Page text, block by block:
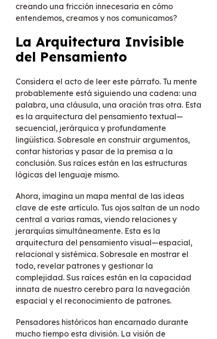
creando una fricción innecesaria en cómo
entendemos, creamos y nos comunicamos?
La Arquitectura Invisible
del Pensamiento
Considera el acto de leer este párrafo. Tu mente
probablemente está siguiendo una cadena: una
palabra, una cláusula, una oración tras otra. Esta
es la arquitectura del pensamiento textual—
secuencial, jerárquica y profundamente
lingüística. Sobresale en construir argumentos,
contar historias y pasar de la premisa a la
conclusión. Sus raíces están en las estructuras
lógicas del lenguaje mismo.
Ahora, imagina un mapa mental de las ideas
clave de este artículo. Tus ojos saltan de un nodo
central a varias ramas, viendo relaciones y
jerarquías simultáneamente. Esta es la
arquitectura del pensamiento visual—espacial,
relacional y sistémica. Sobresale en mostrar el
todo, revelar patrones y gestionar la
complejidad. Sus raíces están en la capacidad
innata de nuestro cerebro para la navegación
espacial y el reconocimiento de patrones.
Pensadores históricos han encarnado durante
mucho tiempo esta división. La visión de